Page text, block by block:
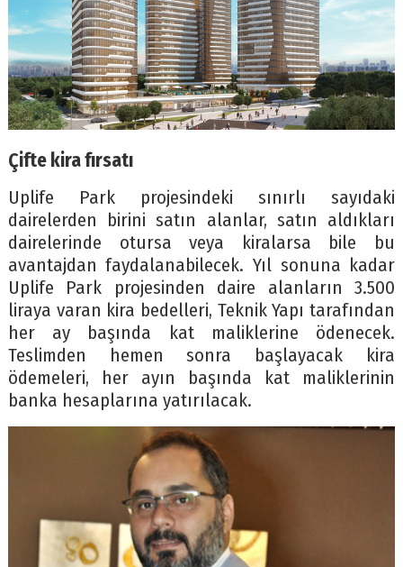
Çifte kira fırsatı
Uplife Park projesindeki sınırlı sayıdaki
dairelerden birini satın alanlar, satın aldıkları
dairelerinde otursa veya kiralarsa bile bu
avantajdan faydalanabilecek. Yıl sonuna kadar
Uplife Park projesinden daire alanların 3.500
liraya varan kira bedelleri, Teknik Yapı tarafından
her ay başında kat maliklerine ödenecek.
Teslimden hemen sonra başlayacak kira
ödemeleri, her ayın başında kat maliklerinin
banka hesaplarına yatırılacak.